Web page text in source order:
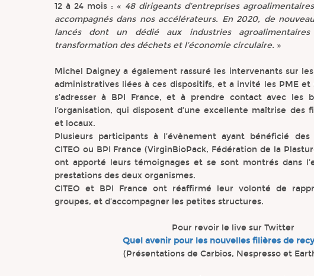
12 à 24 mois : « 48 dirigeants d’entreprises
accompagnés dans nos accélérateurs. En 2020, de
lancés dont un dédié aux industries
transformation des déchets et l’économie circulaire.»
Michel Daigney a également rassuré les intervenants sur
administratives liées à ces dispositifs, et a invité les PME
s’adresser à BPI France, et à prendre contact avec les
l’organisation, qui disposent d’une excellente maîtrise des
et locaux.
Plusieurs participants à l’évènement ayant bénéficié des
CITEO ou BPI France (VirginBioPack, Fédération de la
ont apporté leurs témoignages et se sont montrés dans
prestations des deux organismes.
CITEO et BPI France ont réaffirmé leur volonté de
groupes, et d’accompagner les petites structures.
Pour revoir le live sur Twitter
Quel avenir pour les nouvelles filières de
(Présentations de Carbios, Nespresso et